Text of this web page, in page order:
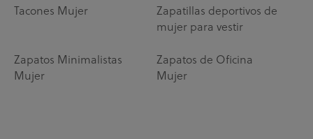
Tacones Mujer
Zapatillas deportivos de
mujer para vestir
Zapatos Minimalistas
Mujer
Zapatos de Oficina
Mujer